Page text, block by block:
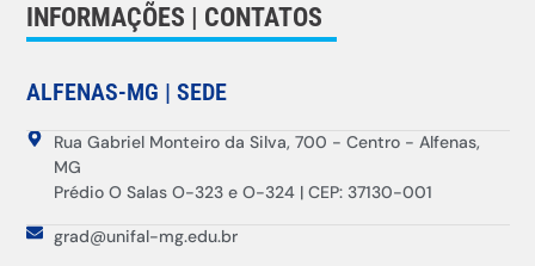
INFORMAÇÕES | CONTATOS
ALFENAS-MG | SEDE
Rua Gabriel Monteiro da Silva, 700 - Centro - Alfenas,
MG
Prédio O Salas O-323 e O-324 | CEP: 37130-001
grad@unifal-mg.edu.br